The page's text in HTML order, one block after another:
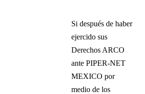
Si después de haber
ejercido sus
Derechos ARCO
ante PIPER-NET
MEXICO por
medio de los